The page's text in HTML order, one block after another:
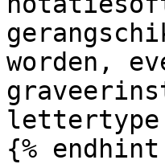
worden,
lettertype
{% endhint